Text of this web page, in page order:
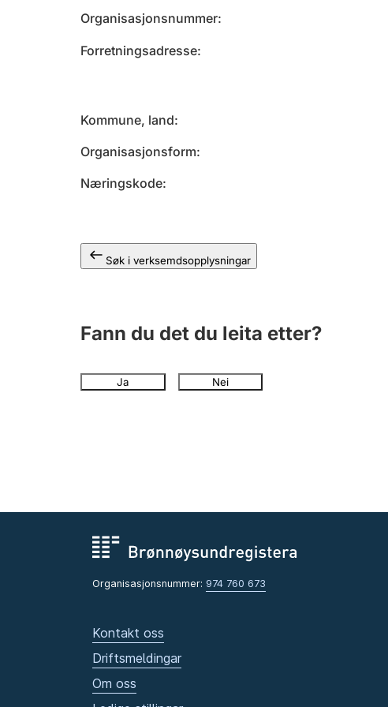
Organisasjonsnummer
Forretningsadresse
Kommune, land
Organisasjonsform
Næringskode
Søk i verksemdsopplysningar
Fann du det du leita etter?
Ja Nei
Organisasjonsnummer: 974 760 673
Kontakt oss
Driftsmeldingar
Om oss